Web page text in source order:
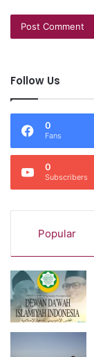
Follow Us
0
Fans
0
Subscribers
Popular